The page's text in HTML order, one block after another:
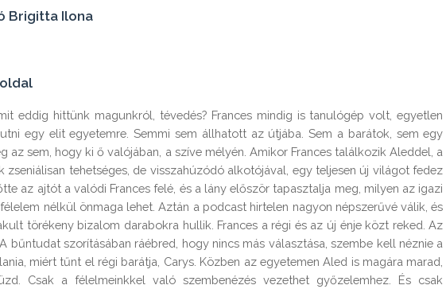
Brigitta Ilona
eddig hittünk magunkról, tévedés? Frances mindig is tanulógép volt, egyetlen
egy elit egyetemre. Semmi sem állhatott az útjába. Sem a barátok, sem egy
az sem, hogy ki ő valójában, a szíve mélyén. Amikor Frances találkozik Aleddel, a
zseniálisan tehetséges, de visszahúzódó alkotójával, egy teljesen új világot fedez
az ajtót a valódi Frances felé, és a lány először tapasztalja meg, milyen az igazi
nélkül önmaga lehet. Aztán a podcast hirtelen nagyon népszerűvé válik, és
törékeny bizalom darabokra hullik. Frances a régi és az új énje közt reked. Az
bűntudat szorításában ráébred, hogy nincs más választása, szembe kell néznie a
miért tűnt el régi barátja, Carys. Közben az egyetemen Aled is magára marad,
Csak a félelmeinkkel való szembenézés vezethet győzelemhez. És csak